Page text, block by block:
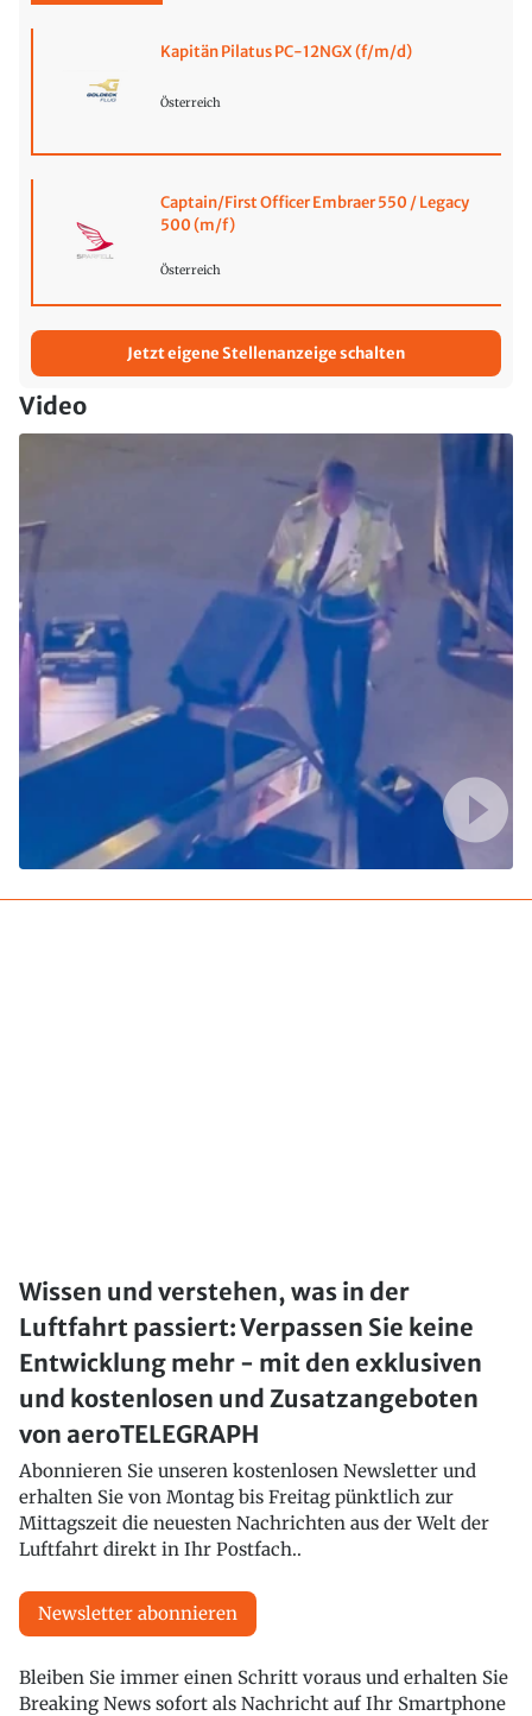
Kapitän Pilatus PC-12NGX (f/m/d)
Österreich
Captain/First Officer Embraer 550 / Legacy
500 (m/f)
Österreich
Jetzt eigene Stellenanzeige schalten
Video
Wissen und verstehen, was in der
Luftfahrt passiert: Verpassen Sie keine
Entwicklung mehr - mit den exklusiven
und kostenlosen und Zusatzangeboten
von aeroTELEGRAPH
Abonnieren Sie unseren kostenlosen Newsletter und
erhalten Sie von Montag bis Freitag pünktlich zur
Mittagszeit die neuesten Nachrichten aus der Welt der
Luftfahrt direkt in Ihr Postfach..
Newsletter abonnieren
Bleiben Sie immer einen Schritt voraus und erhalten Sie
Breaking News sofort als Nachricht auf Ihr Smartphone